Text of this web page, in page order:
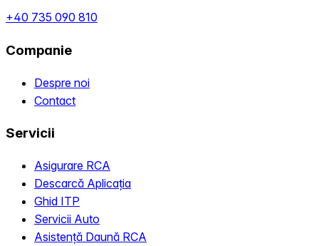
+40 735 090 810
Companie
Despre noi
Contact
Servicii
Asigurare RCA
Descarcă Aplicația
Ghid ITP
Servicii Auto
Asistență Daună RCA